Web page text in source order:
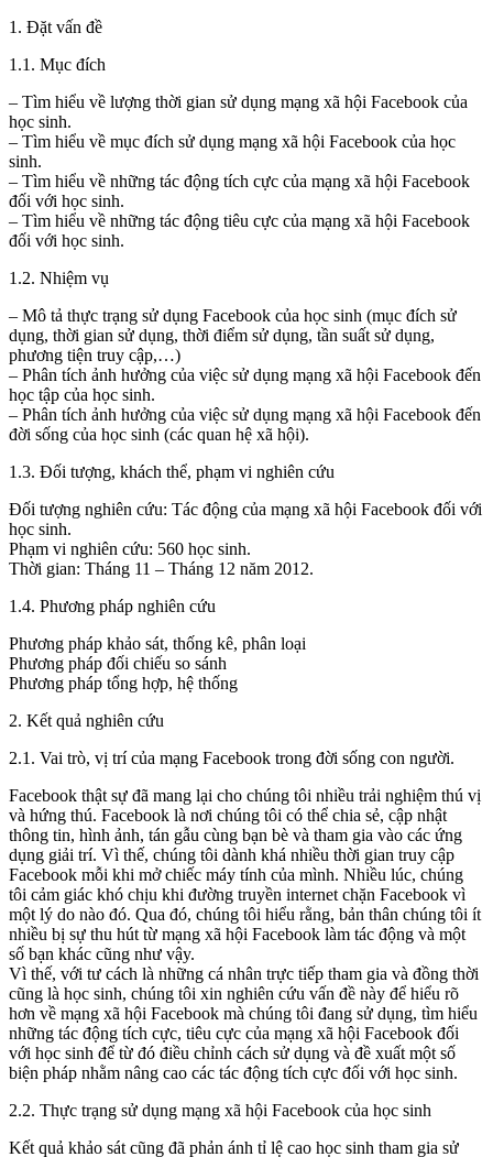
1. Đặt vấn đề
1.1. Mục đích
– Tìm hiểu về lượng thời gian sử dụng mạng xã hội Facebook của
học sinh.
– Tìm hiểu về mục đích sử dụng mạng xã hội Facebook của học
sinh.
– Tìm hiểu về những tác động tích cực của mạng xã hội Facebook
đối với học sinh.
– Tìm hiểu về những tác động tiêu cực của mạng xã hội Facebook
đối với học sinh.
1.2. Nhiệm vụ
– Mô tả thực trạng sử dụng Facebook của học sinh (mục đích sử
dụng, thời gian sử dụng, thời điểm sử dụng, tần suất sử dụng,
phương tiện truy cập,…)
– Phân tích ảnh hưởng của việc sử dụng mạng xã hội Facebook đến
học tập của học sinh.
– Phân tích ảnh hưởng của việc sử dụng mạng xã hội Facebook đến
đời sống của học sinh (các quan hệ xã hội).
1.3. Đối tượng, khách thể, phạm vi nghiên cứu
Đối tượng nghiên cứu: Tác động của mạng xã hội Facebook đối với
học sinh.
Phạm vi nghiên cứu: 560 học sinh.
Thời gian: Tháng 11 – Tháng 12 năm 2012.
1.4. Phương pháp nghiên cứu
Phương pháp khảo sát, thống kê, phân loại
Phương pháp đối chiếu so sánh
Phương pháp tổng hợp, hệ thống
2. Kết quả nghiên cứu
2.1. Vai trò, vị trí của mạng Facebook trong đời sống con người.
Facebook thật sự đã mang lại cho chúng tôi nhiều trải nghiệm thú vị
và hứng thú. Facebook là nơi chúng tôi có thể chia sẻ, cập nhật
thông tin, hình ảnh, tán gẫu cùng bạn bè và tham gia vào các ứng
dụng giải trí. Vì thế, chúng tôi dành khá nhiều thời gian truy cập
Facebook mỗi khi mở chiếc máy tính của mình. Nhiều lúc, chúng
tôi cảm giác khó chịu khi đường truyền internet chặn Facebook vì
một lý do nào đó. Qua đó, chúng tôi hiểu rằng, bản thân chúng tôi ít
nhiều bị sự thu hút từ mạng xã hội Facebook làm tác động và một
số bạn khác cũng như vậy.
Vì thế, với tư cách là những cá nhân trực tiếp tham gia và đồng thời
cũng là học sinh, chúng tôi xin nghiên cứu vấn đề này để hiểu rõ
hơn về mạng xã hội Facebook mà chúng tôi đang sử dụng, tìm hiểu
những tác động tích cực, tiêu cực của mạng xã hội Facebook đối
với học sinh để từ đó điều chỉnh cách sử dụng và đề xuất một số
biện pháp nhằm nâng cao các tác động tích cực đối với học sinh.
2.2. Thực trạng sử dụng mạng xã hội Facebook của học sinh
Kết quả khảo sát cũng đã phản ánh tỉ lệ cao học sinh tham gia sử